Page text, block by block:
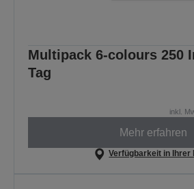
Multipack 6-colours 250
Tag
inkl.
Mehr erfahren
Verfügbarkeit in Ihrer